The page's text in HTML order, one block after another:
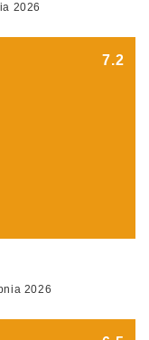
2026
7.2
2026